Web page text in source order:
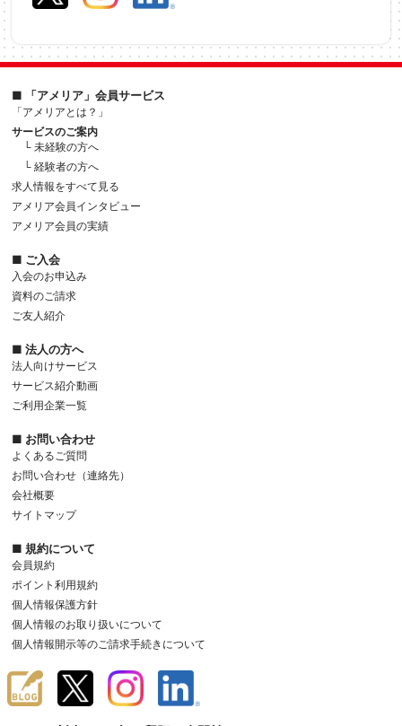
■ 「アメリア」会員サービス
「アメリアとは？」
サービスのご案内
└ 未経験の方へ
└ 経験者の方へ
求人情報をすべて見る
アメリア会員インタビュー
アメリア会員の実績
■ ご入会
入会のお申込み
資料のご請求
ご友人紹介
■ 法人の方へ
法人向けサービス
サービス紹介動画
ご利用企業一覧
■ お問い合わせ
よくあるご質問
お問い合わせ（連絡先）
会社概要
サイトマップ
■ 規約について
会員規約
ポイント利用規約
個人情報保護方針
個人情報のお取り扱いについて
個人情報開示等のご請求手続きについて